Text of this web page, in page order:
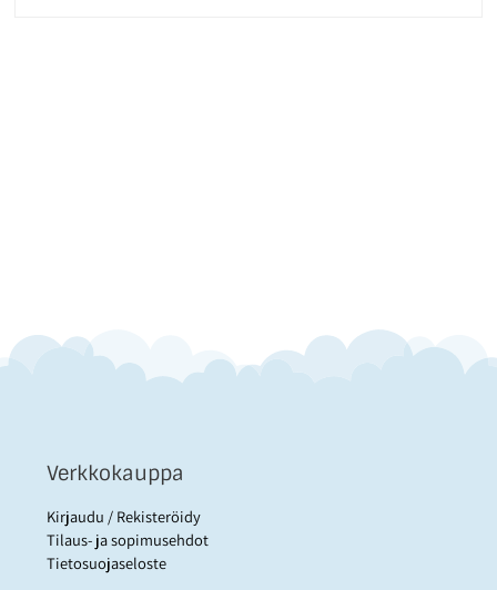
Verkkokauppa
Kirjaudu / Rekisteröidy
Tilaus- ja sopimusehdot
Tietosuojaseloste